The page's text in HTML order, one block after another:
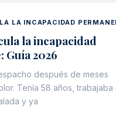
LA INCAPACIDAD
la incapacidad
2026
después de meses
Tenía 58 años, trabajaba
y ya